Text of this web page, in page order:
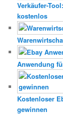
Verkäufer-
kostenlos
Anwendung
Kostenloser
gewinnen